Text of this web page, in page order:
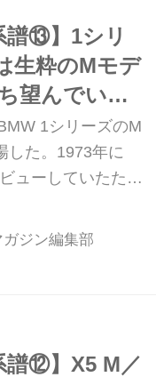
譜⑬】1シリ
生粋のMモデ
望んでいた
1シリーズのM
した。1973年に
ューしていたた
エンジン、M3が
ることとなり、伝
復活、それもツイ
登場となった。
ジン編集部
譜⑫】X5 M／